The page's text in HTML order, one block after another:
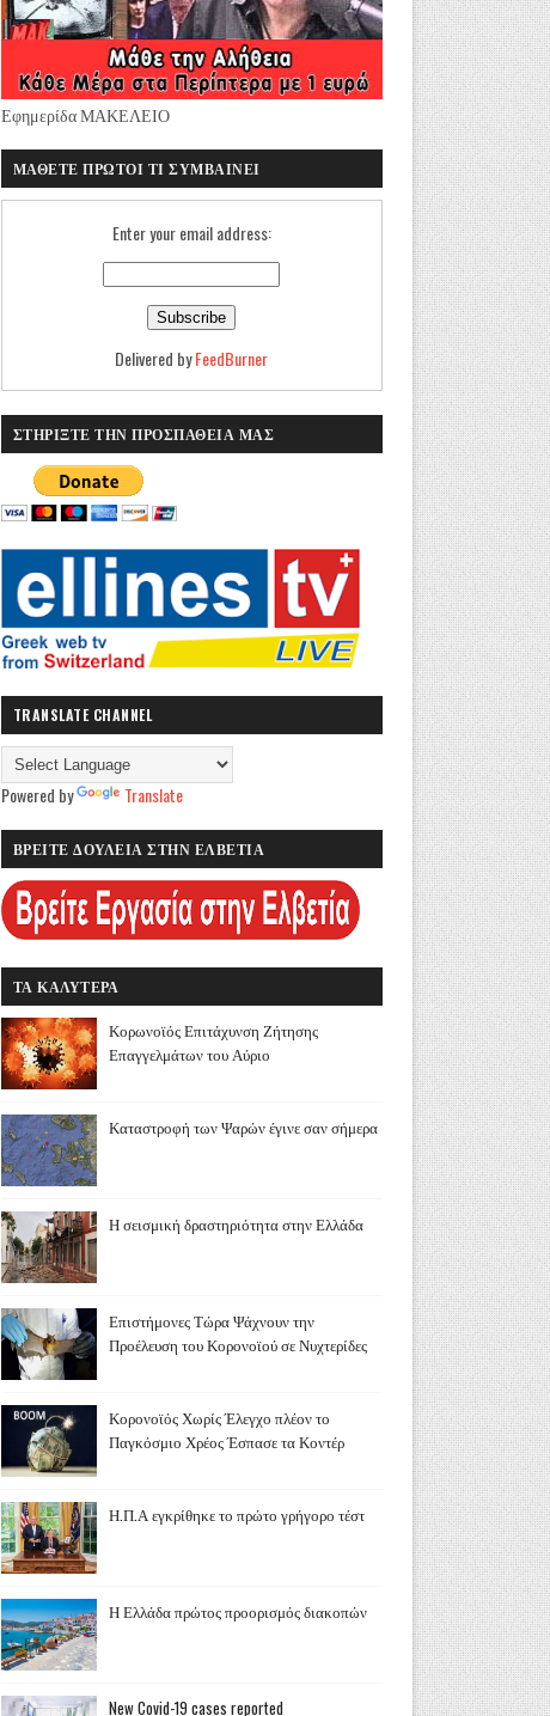
Εφημερίδα ΜΑΚΕΛΕΙΟ
ΜΑΘΕΤΕ ΠΡΩΤΟΙ ΤΙ ΣΥΜΒΑΙΝΕΙ
Enter your email address:
Delivered byFeedBurner
ΣΤΗΡΙΞΤΕ ΤΗΝ ΠΡΟΣΠΑΘΕΙΑ ΜΑΣ
TRANSLATE CHANNEL
Powered by Translate
ΒΡΕΙΤΕ ΔΟΥΛΕΙΑ ΣΤΗΝ ΕΛΒΕΤΙΑ
ΤΑ ΚΑΛΥΤΕΡΑ
Κορωνοϊός Επιτάχυνση Ζήτησης
Επαγγελμάτων του Αύριο
Καταστροφή των Ψαρών έγινε σαν σήμερα
Η σεισμική δραστηριότητα στην Ελλάδα
Επιστήμονες Τώρα Ψάχνουν την
Προέλευση του Κορονοϊού σε Νυχτερίδες
Κορονοϊός Χωρίς Έλεγχο πλέον το
Παγκόσμιο Χρέος Έσπασε τα Κοντέρ
Η.Π.Α εγκρίθηκε το πρώτο γρήγορο τέστ
Η Ελλάδα πρώτος προορισμός διακοπών
New Covid-19 cases reported